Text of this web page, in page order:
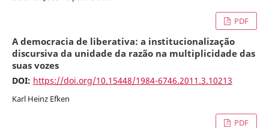
PDF
A democracia de liberativa: a institucionalização
discursiva da unidade da razão na multiplicidade das
suas vozes
DOI: https://doi.org/10.15448/1984-6746.2011.3.10213
Karl Heinz Efken
PDF